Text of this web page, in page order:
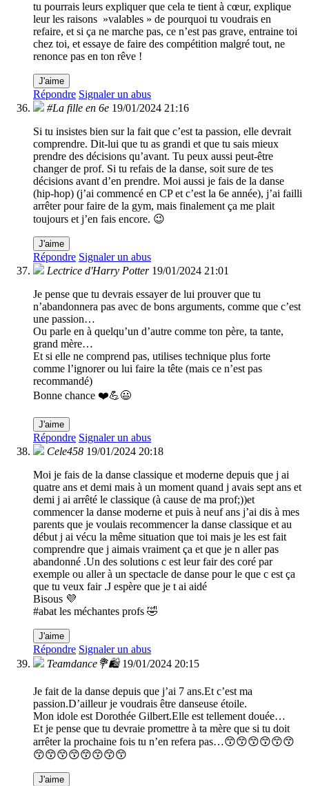
tu pourrais leurs expliquer que cela te tient à cœur, explique
leur les raisons »valables » de pourquoi tu voudrais en
refaire, et si ça ne marche pas, ce n’est pas grave, entraine toi
chez toi, et essaye de faire des compétition malgré tout, ne
renonce pas en ton rêve !
J'aime
Répondre Signaler un abus
#La fille en 6e 19/01/2024 21:16
Si tu insistes bien sur la fait que c’est ta passion, elle devrait
comprendre. Dit-lui que tu as grandi et que tu sais mieux
prendre des décisions qu’avant. Tu peux aussi peut-être
changer de prof. Si tu refais de la danse, soit sure de tes
décisions avant d’en prendre. Moi aussi je fais de la danse
(hip-hop) (j’ai commencé en CP et c’est la 6e année), j’ai failli
arrêter pour faire de la gym, mais finalement ça me plait
toujours et j’en fais encore. 😉
J'aime
Répondre Signaler un abus
Lectrice d'Harry Potter 19/01/2024 21:01
Je pense que tu devrais essayer de lui prouver que tu
n’abandonnera pas avec de bons arguments, comme que c’est
une passion…
Ou parle en à quelqu’un d’autre comme ton père, ta tante,
grand mère…
Et si elle ne comprend pas, utilises technique plus forte
comme l’ignorer ou lui faire la tête (mais ce n’est pas
recommandé)
Bonne chance ❤️💪😃
J'aime
Répondre Signaler un abus
Cele458 19/01/2024 20:18
Moi je fais de la danse classique et moderne depuis que j ai
quatre ans et demi mais à un moment quand j avais sept ans et
demi j ai arrêté le classique (à cause de ma prof;))et
commencer la danse moderne et puis à neuf ans j’ai dis à mes
parents que je voulais recommencer la danse classique et au
début j ai vécu la même situation que toi mais je les est fait
comprendre que j aimais vraiment ça et que je n aller pas
abandonné .Un des solutions c est leur fair des coré par
exemple ou aller à un spectacle de danse pour le que c est ça
que tu veux fair .J espère que je t ai aidé
Bisous 💜
#abat les méchantes profs 🤣
J'aime
Répondre Signaler un abus
Teamdance💐🛍 19/01/2024 20:15
Je fait de la danse depuis que j’ai 7 ans.Et c’est ma
passion.D’ailleur je voudrais être danseuse étoile.
Mon idole est Dorothée Gilbert.Elle est tellement douée…
Et je pense que tu devraie promettre à ta mère que si tu doit
arrêter la prochaine fois tu n’en refera pas…😙😙😙😙😙😙
😙😙😙😙😙😙😙😙
J'aime